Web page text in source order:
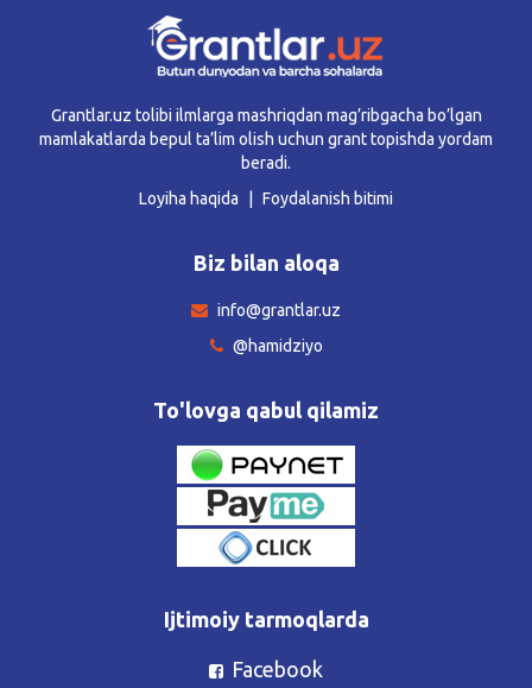
Grantlar.uz tolibi ilmlarga mashriqdan mag’ribgacha bo’lgan
mamlakatlarda bepul ta’lim olish uchun grant topishda yordam
beradi.
Loyiha haqida
Foydalanish bitimi
Biz bilan aloqa
info@grantlar.uz
@hamidziyo
To'lovga qabul qilamiz
Ijtimoiy tarmoqlarda
Facebook